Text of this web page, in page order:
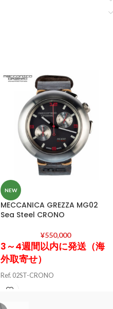
NEW
MECCANICA GREZZA MG02
Sea Steel CRONO
¥550,000
3～4週間以内に発送（海
外取寄せ）
Ref. 02ST-CRONO
ケース素材 AISI 316L ステンレスス
ケースサイズ 直径46 mm / 厚さ17